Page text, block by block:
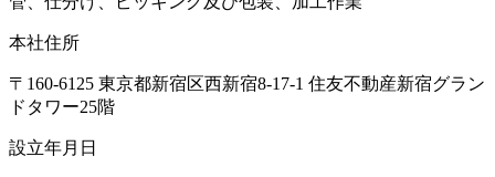
本社住所
〒160-6125 東京都新宿区西新宿8-17-1 住友不動産新宿グラン
ドタワー25階
設立年月日